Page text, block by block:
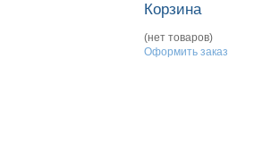
Корзина
(нет товаров)
Оформить заказ